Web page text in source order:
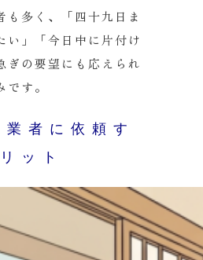
も多く、「四十九日ま
い」「今日中に片付け
ぎの要望にも応えられ
す。
者に依頼す
ット